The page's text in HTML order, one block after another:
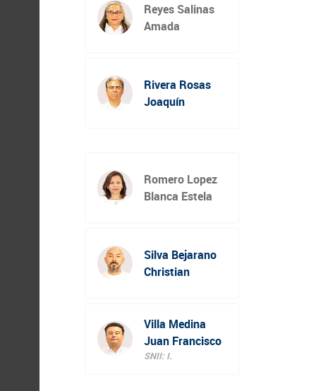
Reyes Salinas
Amada
Rivera Rosas
Joaquín
Romero Lopez
Blanca Estela
Silva Bejarano
Christian
Villa Medina
Juan Francisco
SNII: I.